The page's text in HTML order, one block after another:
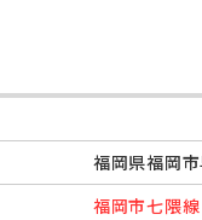
福岡県福岡
福岡市七隈